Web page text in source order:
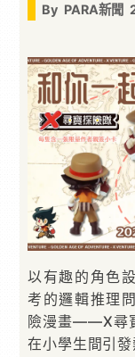
By PARA新聞
以有趣的角色
考的邏輯推理
險漫畫——X尋
在小學生間引發